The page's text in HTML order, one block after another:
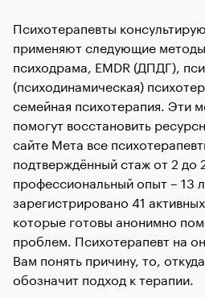
Психотерапевты
применяют следующие
психодрама, EMDR (ДПДГ),
(психодинамическая)
семейная психотерапия. Эти
помогут восстановить
сайте Мета все
подтверждённый стаж от 2 до
профессиональный опыт – 13
зарегистрировано 41
которые готовы анонимно
проблем. Психотерапевт на
Вам понять причину, то,
обозначит подход к терапии.